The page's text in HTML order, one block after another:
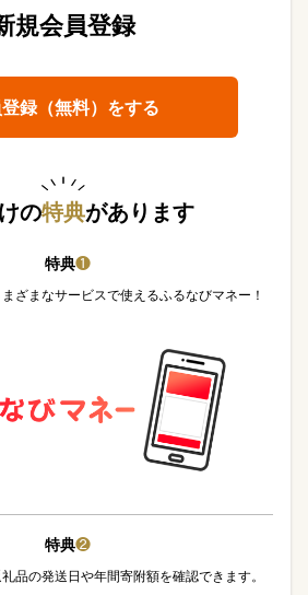
規会員登録
録（無料）をする
の特典があります
特典❶
ざまなサービスで使えるふるなびマネー！
特典❷
品の発送日や年間寄附額を確認できます。